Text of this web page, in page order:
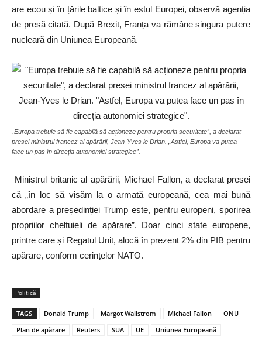
are ecou și în țările baltice și în estul Europei, observă agenția
de presă citată. După Brexit, Franța va rămâne singura putere
nucleară din Uniunea Europeană.
„Europa trebuie să fie capabilă să acționeze pentru propria securitate”, a declarat
presei ministrul francez al apărării, Jean-Yves le Drian. „Astfel, Europa va putea
face un pas în direcția autonomiei strategice”.
Ministrul britanic al apărării, Michael Fallon, a declarat presei
că „în loc să visăm la o armată europeană, cea mai bună
abordare a președinției Trump este, pentru europeni, sporirea
propriilor cheltuieli de apărare”. Doar cinci state europene,
printre care și Regatul Unit, alocă în prezent 2% din PIB pentru
apărare, conform cerințelor NATO.
Politică
TAGS Donald Trump Margot Wallstrom Michael Fallon
ONU
Plan de apărare
Reuters SUA UE Uniunea Europeană